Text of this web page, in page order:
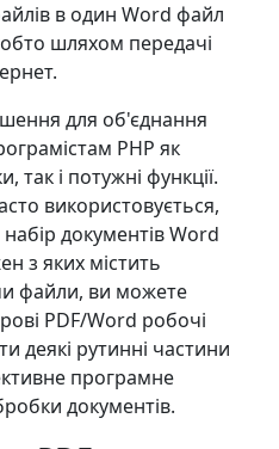
в один Word файл
шляхом передачі
для об'єднання
PHP як
так і потужні функції.
використовується,
документів Word
з яких містить
файли, ви можете
PDF/Word робочі
деякі рутинні частини
програмне
документів.